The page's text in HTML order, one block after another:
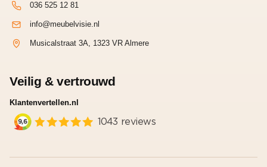
036 525 12 81
info@meubelvisie.nl
Musicalstraat 3A, 1323 VR Almere
Veilig & vertrouwd
Klantenvertellen.nl